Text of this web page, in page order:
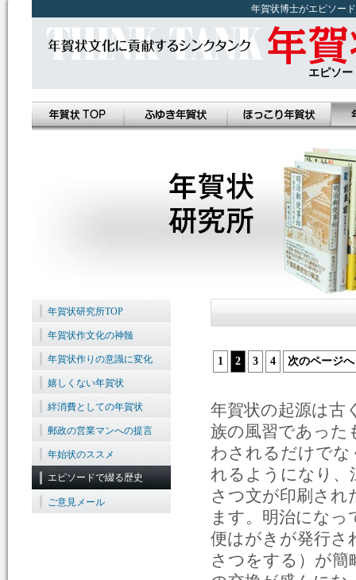
年賀状博士がエピソー
エピソー
1 2 3 4 次のページへ
年賀状の起源は古
族の風習であった
わされるだけでな
れるようになり、
さつ文が印刷され
ます。明治になっ
便はがきが発行さ
さつをする）が簡
年賀状研究所TOP
年賀状作文化の神髄
年賀状作りの意識に変化
嬉しくない年賀状
絆消費としての年賀状
郵政の営業マンへの提言
年始状のススメ
エピソードで綴る歴史
ご意見メール